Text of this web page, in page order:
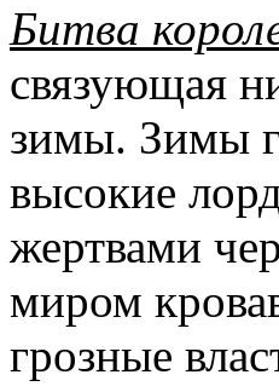
Битва
связующая
зимы. Зимы
высокие
жертвами
миром
грозные